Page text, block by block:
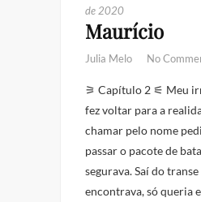
de 2020
Maurício
Julia Melo No
⚞ Capítulo 2 ⚟ Meu
fez voltar para a
chamar pelo nome
passar o pacote de
segurava. Saí do
encontrava, só queria